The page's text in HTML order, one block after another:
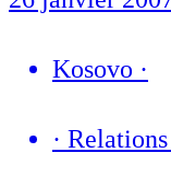
Kosovo ·
·